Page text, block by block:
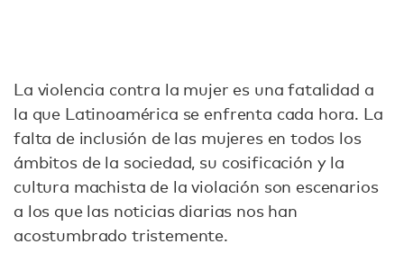
La violencia contra la mujer es una fatalidad a
la que Latinoamérica se enfrenta cada hora. La
falta de inclusión de las mujeres en todos los
ámbitos de la sociedad, su cosificación y la
cultura machista de la violación son escenarios
a los que las noticias diarias nos han
acostumbrado tristemente.